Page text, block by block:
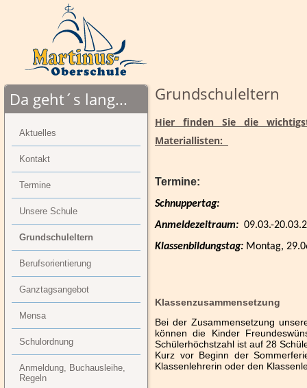
Da geht´s lang...
Aktuelles
Kontakt
Termine
Unsere Schule
Grundschuleltern
Berufsorientierung
Ganztagsangebot
Mensa
Schulordnung
Anmeldung, Buchausleihe,
Regeln
Grundschuleltern
Hier finden Sie die
Materiallisten:
Termine:
Schnuppertag:
Anmeldezeitraum: 09.03.-
Klassenbildungstag: Montag,
Klassenzusammensetzung
Bei der Zusammensetzung
können die Kinder
Schülerhöchstzahl ist auf 28
Kurz vor Beginn der
Klassenlehrerin oder den